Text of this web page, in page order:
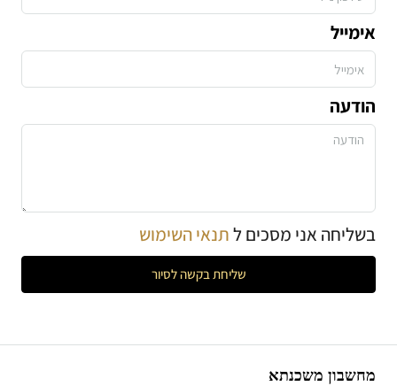
אימייל
הודעה
בשליחה אני מסכים לתנאי השימוש
שליחת בקשה לסיור
מחשבון משכנתא